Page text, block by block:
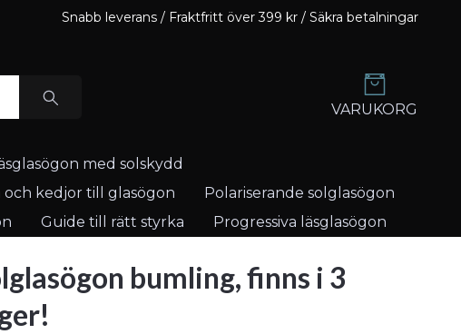
Snabb leverans / Fraktfritt över 399 kr / Säkra betalningar
VARUKORG
med solskydd
och kedjor till glasögon
Polariserande solglasögon
Guide till rätt styrka Progressiva läsglasögon
bumling, finns i 3